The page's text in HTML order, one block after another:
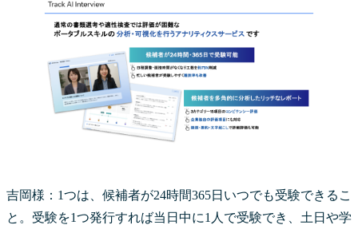
吉岡様：1つは、候補者が24時間365日いつでも受験できるこ
と。受験を1つ発行すれば当日中に1人で受験でき、土日や学